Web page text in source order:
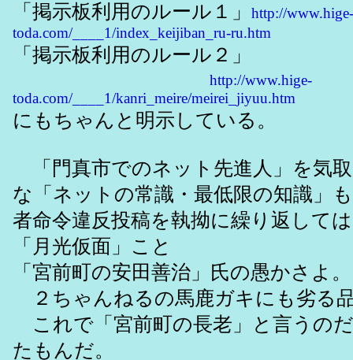
「掲示板利用のルール１」
http://www.hige-
toda.com/____1/index_keijiban_ru-ru.htm
「掲示板利用のルール２」
http://www.hige-
toda.com/____1/kanri_meire/meirei_jiyuu.htm
にもちゃんと明示している。
「門真市でのネット先進人」を気
な「ネットの常識・最低限の知識」
者命令違反投稿を執拗に繰り返して
「月光仮面」こと
「宮前町の安田善治」氏の愚かさよ。
２ちゃんねるの馬鹿ガキにも劣る
これで「宮前町の長老」と言うの
たもんだ。